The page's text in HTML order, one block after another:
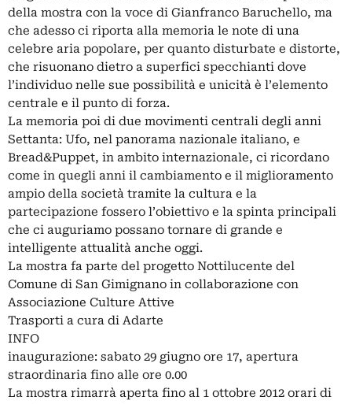
della mostra con la voce di Gianfranco Baruchello, ma
che adesso ci riporta alla memoria le note di una
celebre aria popolare, per quanto disturbate e distorte,
che risuonano dietro a superfici specchianti dove
l’individuo nelle sue possibilità e unicità è l’elemento
centrale e il punto di forza.
La memoria poi di due movimenti centrali degli anni
Settanta: Ufo, nel panorama nazionale italiano, e
Bread&Puppet, in ambito internazionale, ci ricordano
come in quegli anni il cambiamento e il miglioramento
ampio della società tramite la cultura e la
partecipazione fossero l’obiettivo e la spinta principali
che ci auguriamo possano tornare di grande e
intelligente attualità anche oggi.
La mostra fa parte del progetto Nottilucente del
Comune di San Gimignano in collaborazione con
Associazione Culture Attive
Trasporti a cura di Adarte
INFO
inaugurazione: sabato 29 giugno ore 17, apertura
straordinaria fino alle ore 0.00
La mostra rimarrà aperta fino al 1 ottobre 2012 orari di